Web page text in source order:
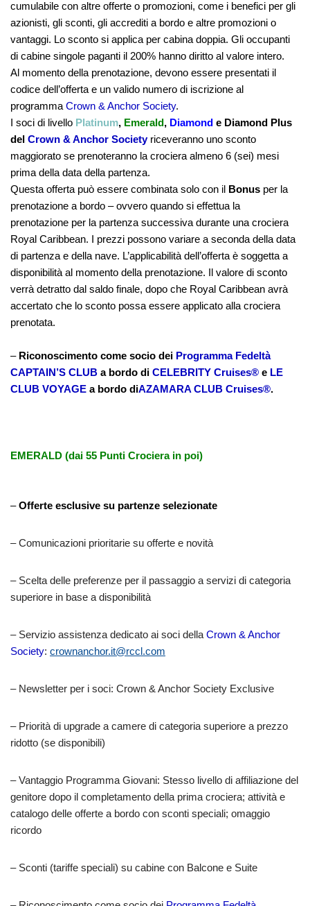
cumulabile con altre offerte o promozioni, come i benefici per gli
azionisti, gli sconti, gli accrediti a bordo e altre promozioni o
vantaggi. Lo sconto si applica per cabina doppia. Gli occupanti
di cabine singole paganti il 200% hanno diritto al valore intero.
Al momento della prenotazione, devono essere presentati il
codice dell’offerta e un valido numero di iscrizione al
programma Crown & Anchor Society.
I soci di livello Platinum, Emerald, Diamond e Diamond Plus
del Crown & Anchor Society riceveranno uno sconto
maggiorato se prenoteranno la crociera almeno 6 (sei) mesi
prima della data della partenza.
Questa offerta può essere combinata solo con il Bonus per la
prenotazione a bordo – ovvero quando si effettua la
prenotazione per la partenza successiva durante una crociera
Royal Caribbean. I prezzi possono variare a seconda della data
di partenza e della nave. L’applicabilità dell’offerta è soggetta a
disponibilità al momento della prenotazione. Il valore di sconto
verrà detratto dal saldo finale, dopo che Royal Caribbean avrà
accertato che lo sconto possa essere applicato alla crociera
prenotata.
– Riconoscimento come socio dei Programma Fedeltà
CAPTAIN’S CLUB a bordo di CELEBRITY Cruises® e LE
CLUB VOYAGE a bordo diAZAMARA CLUB Cruises®.
EMERALD (dai 55 Punti Crociera in poi)
–Offerte esclusive su partenze selezionate
– Comunicazioni prioritarie su offerte e novità
– Scelta delle preferenze per il passaggio a servizi di categoria
superiore in base a disponibilità
– Servizio assistenza dedicato ai soci della Crown & Anchor
Society: crownanchor.it@rccl.com
– Newsletter per i soci: Crown & Anchor Society Exclusive
– Priorità di upgrade a camere di categoria superiore a prezzo
ridotto (se disponibili)
–Vantaggio Programma Giovani: Stesso livello di affiliazione del
genitore dopo il completamento della prima crociera; attività e
catalogo delle offerte a bordo con sconti speciali; omaggio
ricordo
– Sconti (tariffe speciali) su cabine con Balcone e Suite